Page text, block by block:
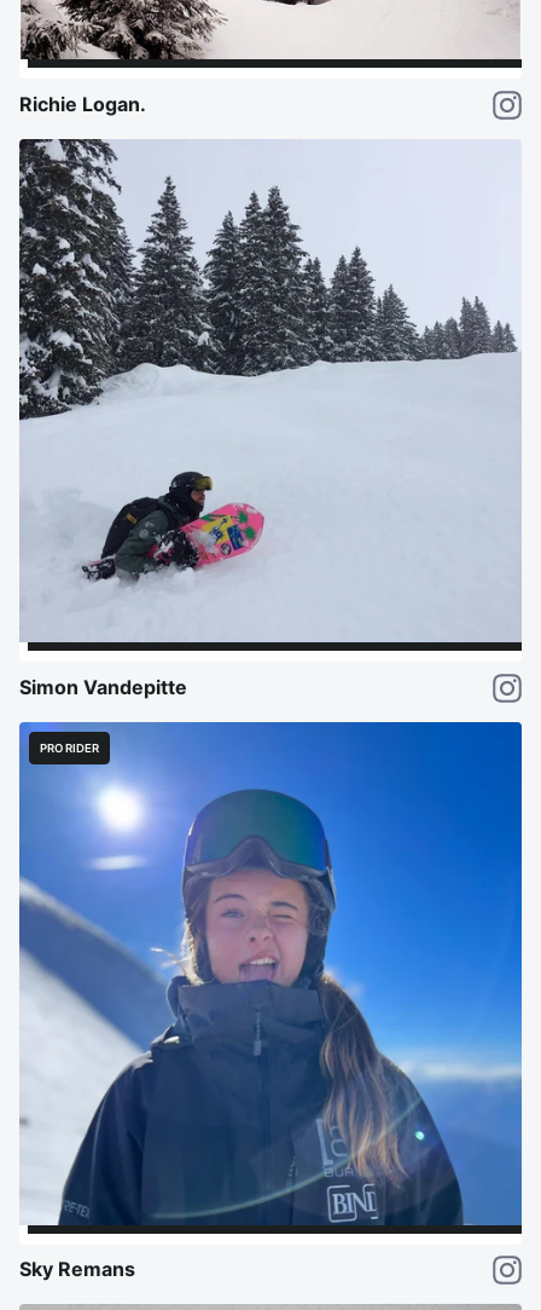
Richie Logan.
Simon Vandepitte
PRO RIDER
Sky Remans